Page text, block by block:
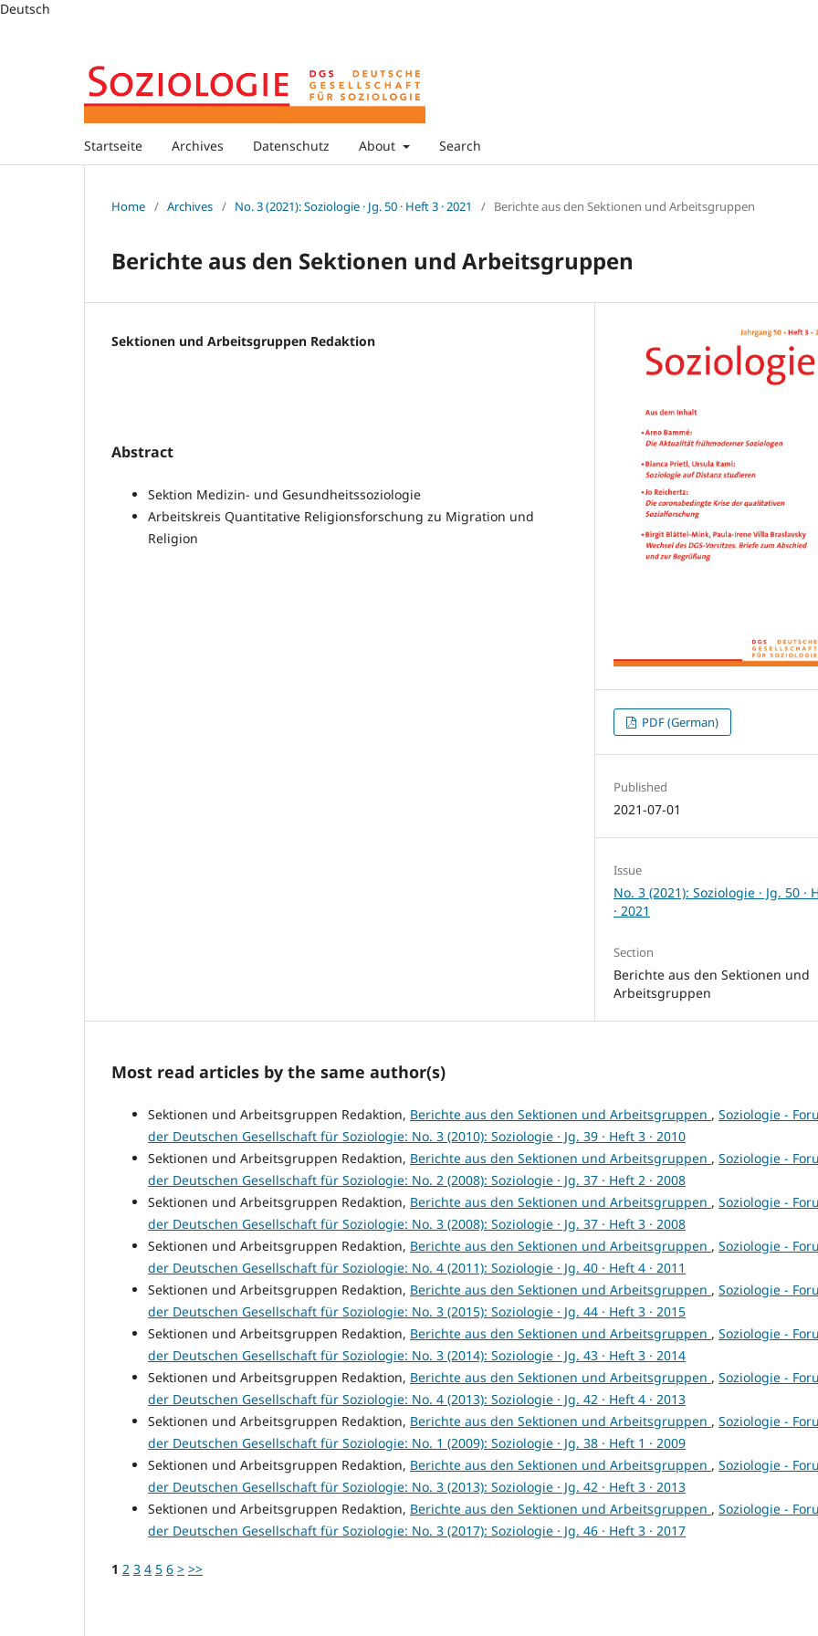
Deutsch
Startseite Archives Datenschutz About Search
Home / Archives / No. 3 (2021): Soziologie · Jg. 50 · Heft 3 · 2021 / Berichte aus den Sektionen und Arbeitsgruppen
Berichte aus den Sektionen und Arbeitsgruppen
Sektionen und Arbeitsgruppen Redaktion
Abstract
Sektion Medizin- und Gesundheitssoziologie
Arbeitskreis Quantitative Religionsforschung zu Migration und
Religion
PDF (German)
Published
2021-07-01
Issue
No. 3 (2021): Soziologie · Jg. 50 ·
· 2021
Section
Berichte aus den Sektionen und
Arbeitsgruppen
Most read articles by the same author(s)
Sektionen und Arbeitsgruppen Redaktion, Berichte aus den Sektionen und Arbeitsgruppen , Soziologie -
der Deutschen Gesellschaft für Soziologie: No. 3 (2010): Soziologie · Jg. 39 · Heft 3 · 2010
Sektionen und Arbeitsgruppen Redaktion, Berichte aus den Sektionen und Arbeitsgruppen , Soziologie -
der Deutschen Gesellschaft für Soziologie: No. 2 (2008): Soziologie · Jg. 37 · Heft 2 · 2008
Sektionen und Arbeitsgruppen Redaktion, Berichte aus den Sektionen und Arbeitsgruppen , Soziologie -
der Deutschen Gesellschaft für Soziologie: No. 3 (2008): Soziologie · Jg. 37 · Heft 3 · 2008
Sektionen und Arbeitsgruppen Redaktion, Berichte aus den Sektionen und Arbeitsgruppen , Soziologie -
der Deutschen Gesellschaft für Soziologie: No. 4 (2011): Soziologie · Jg. 40 · Heft 4 · 2011
Sektionen und Arbeitsgruppen Redaktion, Berichte aus den Sektionen und Arbeitsgruppen , Soziologie -
der Deutschen Gesellschaft für Soziologie: No. 3 (2015): Soziologie · Jg. 44 · Heft 3 · 2015
Sektionen und Arbeitsgruppen Redaktion, Berichte aus den Sektionen und Arbeitsgruppen , Soziologie -
der Deutschen Gesellschaft für Soziologie: No. 3 (2014): Soziologie · Jg. 43 · Heft 3 · 2014
Sektionen und Arbeitsgruppen Redaktion, Berichte aus den Sektionen und Arbeitsgruppen , Soziologie -
der Deutschen Gesellschaft für Soziologie: No. 4 (2013): Soziologie · Jg. 42 · Heft 4 · 2013
Sektionen und Arbeitsgruppen Redaktion, Berichte aus den Sektionen und Arbeitsgruppen , Soziologie -
der Deutschen Gesellschaft für Soziologie: No. 1 (2009): Soziologie · Jg. 38 · Heft 1 · 2009
Sektionen und Arbeitsgruppen Redaktion, Berichte aus den Sektionen und Arbeitsgruppen , Soziologie -
der Deutschen Gesellschaft für Soziologie: No. 3 (2013): Soziologie · Jg. 42 · Heft 3 · 2013
Sektionen und Arbeitsgruppen Redaktion, Berichte aus den Sektionen und Arbeitsgruppen , Soziologie -
der Deutschen Gesellschaft für Soziologie: No. 3 (2017): Soziologie · Jg. 46 · Heft 3 · 2017
1 2 3 4 5 6 > >>